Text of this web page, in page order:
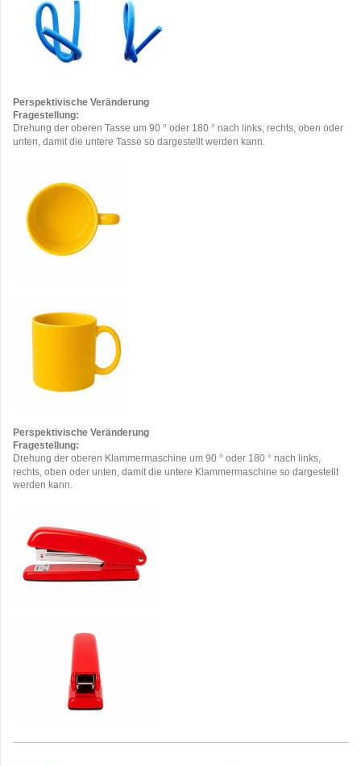
Perspektivische Veränderung
Fragestellung:
Drehung der oberen Tasse um 90 ° oder 180 ° nach links, rechts, oben oder
unten, damit die untere Tasse so dargestellt werden kann.
Perspektivische Veränderung
Fragestellung:
Drehung der oberen Klammermaschine um 90 ° oder 180 ° nach links,
rechts, oben oder unten, damit die untere Klammermaschine so dargestellt
werden kann.